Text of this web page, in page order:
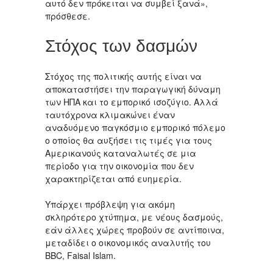
αυτό δεν πρόκειται να συμβεί ξανά»,
πρόσθεσε.
Στόχος των δασμών
Στόχος της πολιτικής αυτής είναι να
αποκαταστήσει την παραγωγική δύναμη
των ΗΠΑ και το εμπορικό ισοζύγιο. Αλλά
ταυτόχρονα κλιμακώνει έναν
αναδυόμενο παγκόσμιο εμπορικό πόλεμο
ο οποίος θα αυξήσει τις τιμές για τους
Αμερικανούς καταναλωτές σε μια
περίοδο για την οικονομία που δεν
χαρακτηρίζεται από ευημερία.
Υπάρχει πρόβλεψη για ακόμη
σκληρότερο χτύπημα, με νέους δασμούς,
εάν άλλες χώρες προβούν σε αντίποινα,
μεταδίδει ο οικονομικός αναλυτής του
BBC, Faisal Islam.